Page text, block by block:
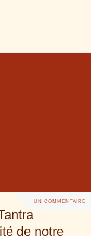
UN COMMENTAIRE
de notre